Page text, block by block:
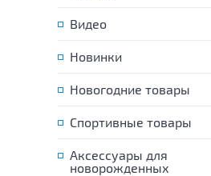
Видео
Новинки
Новогодние товары
Спортивные товары
Аксессуары для
новорожденных